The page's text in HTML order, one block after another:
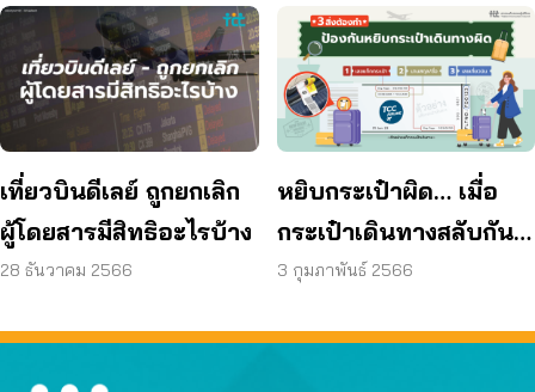
ยื่นขอคืนได้
เที่ยวบินดีเลย์ ถูกยกเลิก
ผู้โดยสารมีสิทธิอะไรบ้าง
28 ธันวาคม 2566
หยิบกระเป๋าผิด… เมื่อ
กระเป๋าเดินทางสลับกันที่
สนามบิน ทำยังไงดี?
3 กุมภาพันธ์ 2566